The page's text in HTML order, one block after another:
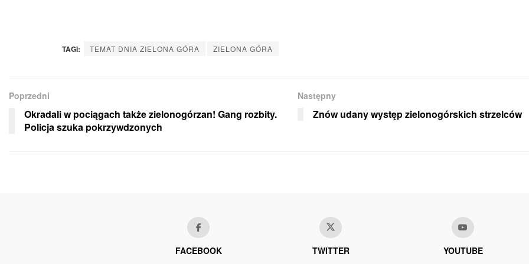
TAGI: TEMAT DNIA ZIELONA GÓRA ZIELONA GÓRA
Poprzedni
Okradali w pociągach także zielonogórzan! Gang rozbity.
Policja szuka pokrzywdzonych
Następny
Znów udany występ zielonogórskich strzelców
FACEBOOK TWITTER YOUTUBE